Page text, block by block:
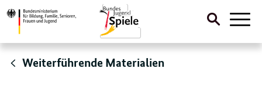
Direktlink:
Suche
Weiterführende Materialien